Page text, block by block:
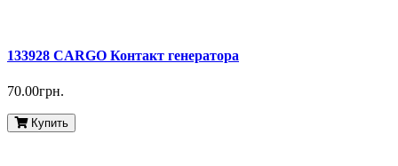
133928 CARGO Контакт генератора
70.00грн.
Купить